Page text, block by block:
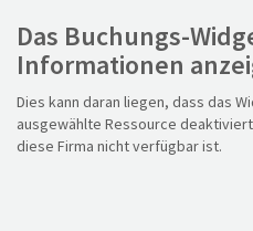
Das Buchungs-
Informationen
Dies kann daran liegen, dass das
ausgewählte Ressource
diese Firma nicht verfügbar ist.